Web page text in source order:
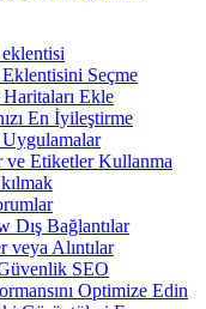
Seçme
Ekle
En İyileştirme
ve Etiketler Kullanma
Dış Bağlantılar
veya Alıntılar
SEO
Optimize Edin